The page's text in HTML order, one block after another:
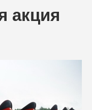
акция